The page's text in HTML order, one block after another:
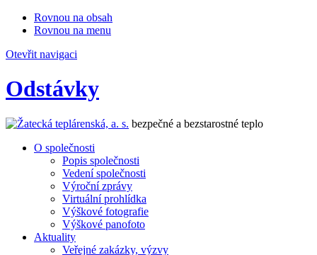
Rovnou na obsah
Rovnou na menu
Otevřit navigaci
Odstávky
bezpečné a bezstarostné teplo
O společnosti
Popis společnosti
Vedení společnosti
Výroční zprávy
Virtuální prohlídka
Výškové fotografie
Výškové panofoto
Aktuality
Veřejné zakázky, výzvy